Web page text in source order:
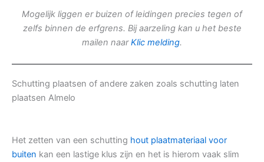
Mogelijk liggen er buizen of leidingen precies tegen of
zelfs binnen de erfgrens. Bij aarzeling kan u het beste
mailen naarKlic melding.
Schutting plaatsen of andere zaken zoals schutting laten
plaatsen Almelo
Het zetten van een schutting hout plaatmateriaal voor
buiten kan een lastige klus zijn en het is hierom vaak slim